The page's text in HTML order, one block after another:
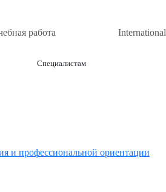
работа International
Специалистам
и профессиональной ориентации